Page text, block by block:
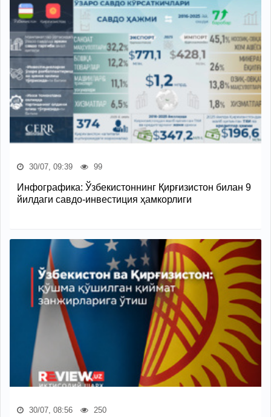
30/07, 09:39 99
Инфографика: Ўзбекистоннинг Қирғизистон билан 9
йилдаги савдо-инвестиция ҳамкорлиги
30/07, 08:56 250